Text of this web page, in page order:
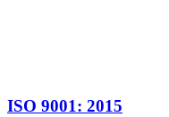
ISO 9001: 2015